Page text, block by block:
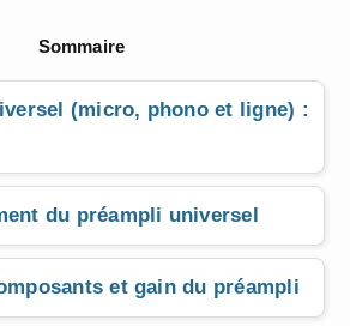
Sommaire
(micro, phono et ligne) :
du préampli universel
et gain du préampli